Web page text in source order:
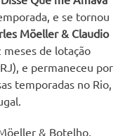
e se tornou
Möeller & Claudio
de lotação
e permaneceu por
temporadas no Rio,
& Botelho,